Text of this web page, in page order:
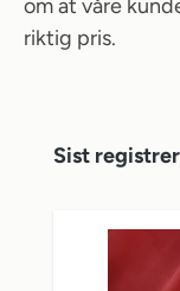
om at våre
riktig pris.
Hopp over
Sist